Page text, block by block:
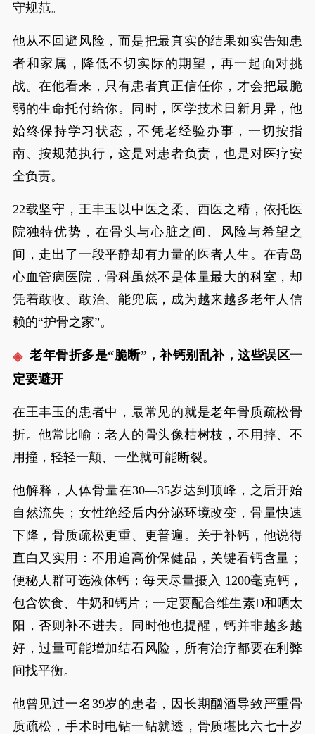
守规范。
他从不回避风险，而是把最真实的结果如实告知患
者和家属，降低不切实际的期望，再一起面对挑
战。在他看来，只有患者真正信任你，才会把最脆
弱的生命托付给你。同时，医学技术日新月异，他
始终保持学习状态，不凭老经验办事，一切按指
南、按规范执行，这是对患者负责，也是对医疗安
全负责。
22载坚守，王丰玉以中医之柔、西医之精，依托医
院独特优势，在骨头与心脏之间、风险与希望之
间，走出了一段平静却有力量的医者人生。在青岛
心血管病医院，骨科虽然不是体量最大的科室，却
凭着敢收、敢治、能兜底，成为越来越多老年人信
赖的“护骨之家”。
老年骨折多是“脆断”，补钙别乱补，这些误区一
定要避开
在王丰玉的患者中，最常见的就是老年骨质疏松骨
折。他常比喻：老人的骨头像枯树枝，不用摔、不
用撞，轻轻一颠、一坐就可能断裂。
他解释，人体骨量在30—35岁达到顶峰，之后开始
自然流失；女性绝经后内分泌环境改变，骨量快速
下降，骨质疏松更重、更普遍。关于补钙，他说得
直白又实用：不用追高价保健品，关键看钙含量；
便秘人群可选液体钙；每天尽量摄入 1200毫克钙，
包含饮食、牛奶和钙片；一定要配合维生素D和晒太
阳，否则补不进去。同时他也提醒，钙并非越多越
好，过量可能增加结石风险，所有治疗都要在利弊
间找平衡。
他曾见过一名39岁的患者，因长期酗酒导致严重骨
质疏松，手术时电钻一钻就透，骨质堪比六七十岁